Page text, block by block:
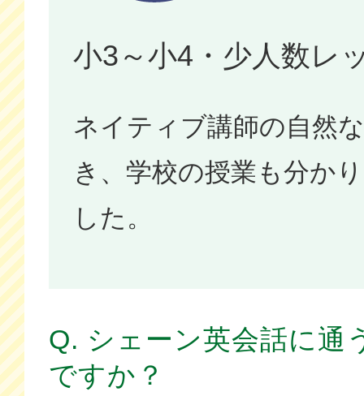
小3～小4・少人数レ
ネイティブ講師の自然
き、学校の授業も分か
した。
Q. シェーン英会話に通
ですか？